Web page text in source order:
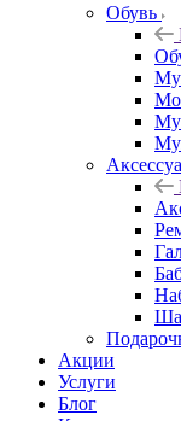
Обувь
Акции
Услуги
Блог